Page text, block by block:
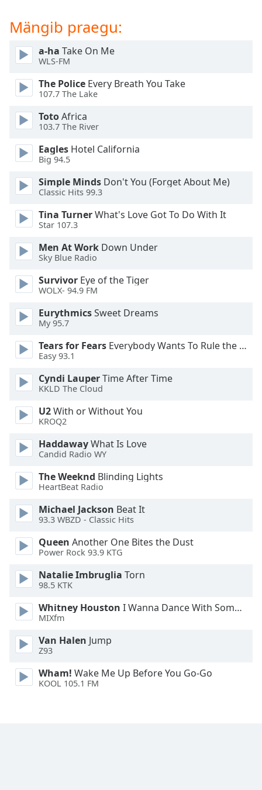
dialog
off
selected
Audio
Track
Picture-
in-
Fullscreen
This
window.
Beginning
window.
Escape
cancel
close
window.
Color
Opacity
Background
Color
Opacity
Caption
Area
Color
Opacity
Font
Mängib praegu:
a-ha Take On Me
WLS-FM
The Police Every Breath You Take
107.7 The Lake
TotoAfrica
103.7 The River
Eagles Hotel California
Big 94.5
Simple Minds Don't You (Forget About Me)
Classic Hits 99.3
Tina TurnerWhat's Love Got To Do With It
Star 107.3
Men At Work Down Under
Sky Blue Radio
Survivor Eye of the Tiger
WOLX- 94.9 FM
EurythmicsSweet Dreams
My 95.7
Tears for Fears Everybody Wants To Rule the World
Easy 93.1
Cyndi LauperTime After Time
KKLD The Cloud
U2With or Without You
KROQ2
HaddawayWhat Is Love
Candid Radio WY
The Weeknd Blinding Lights
HeartBeat Radio
Michael Jackson Beat It
93.3 WBZD - Classic Hits
Queen Another One Bites the Dust
Power Rock 93.9 KTG
Natalie Imbruglia Torn
98.5 KTK
Whitney Houston I Wanna Dance With Somebody
MIXfm
Van Halen Jump
Z93
Wham! Wake Me Up Before You Go-Go
KOOL 105.1 FM